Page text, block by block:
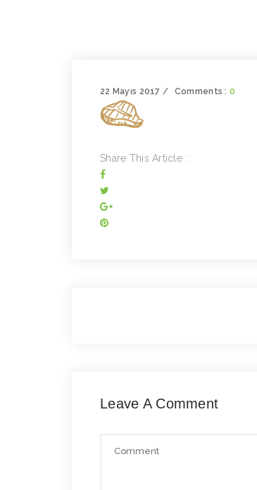
22 Mayıs 2017 Comments :0
Share This Article :
Leave A Comment